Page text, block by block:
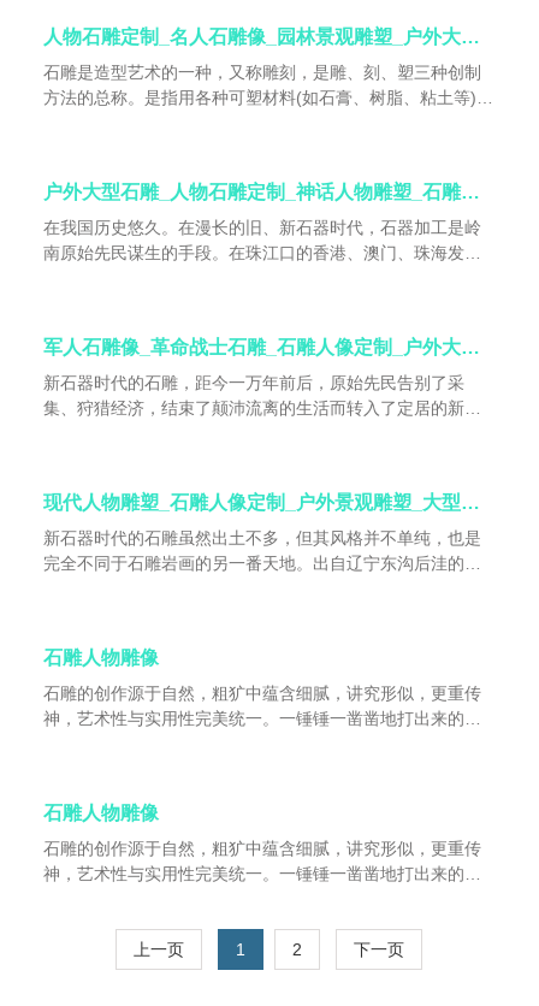
人物石雕定制_名人石雕像_园林景观雕塑_户外大型石雕_石雕制作厂家
石雕是造型艺术的一种，又称雕刻，是雕、刻、塑三种创制
方法的总称。是指用各种可塑材料(如石膏、树脂、粘土等)或
的艺术。常用的石材有花岗石、大理石、青石、砂石等。石
材质量坚硬耐风化，是大型纪念性雕塑的主要材料。雕刻它
讲究造型逼真，手法圆润细腻，纹式流畅洒脱。它的传统技
户外大型石雕_人物石雕定制_神话人物雕塑_石雕人物定制_广场景观雕塑
在我国历史悠久。在漫长的旧、新石器时代，石器加工是岭
南原始先民谋生的手段。在珠江口的香港、澳门、珠海发现
刻。
军人石雕像_革命战士石雕_石雕人像定制_户外大型石雕_广场景观雕塑
新石器时代的石雕，距今一万年前后，原始先民告别了采
集、狩猎经济，结束了颠沛流离的生活而转入了定居的新石
时代的彩陶图案，往往都是简练、概括抽象变形乃至几何形
式化了的动物纹饰，因而在新石器革命蓬勃发展的地区，石
刻岩画已退居次要乃至绝迹。
现代人物雕塑_石雕人像定制_户外景观雕塑_大型石雕像_人物石雕定制
新石器时代的石雕虽然出土不多，但其风格并不单纯，也是
完全不同于石雕岩画的另一番天地。出自辽宁东沟后洼的几
文化的浮雕人面就采用了刻磨的技艺，而且其形象还具有一
种无形的宗教力量。显然，当时的雕刻家是把他们主要的精
力放在创作玉石雕刻品这上了。因为我们在红山文化和良渚
石雕人物雕像
石雕的创作源于自然，粗犷中蕴含细腻，讲究形似，更重传
神，艺术性与实用性完美统一。一锤锤一凿凿地打出来的石
美趣味的需求，把千姿百态的自然物像经过取舍、锤炼，在
追求形似和神似的艺术境界上几乎达到了出神入化的地步。
石雕人物雕像
石雕的创作源于自然，粗犷中蕴含细腻，讲究形似，更重传
神，艺术性与实用性完美统一。一锤锤一凿凿地打出来的石
当粗则粗，当细则细。石匠们按照石雕工艺的特点和人们审
美趣味的需求，把千姿百态的自然物像经过取舍、锤炼，在
上一页 1 2 下一页